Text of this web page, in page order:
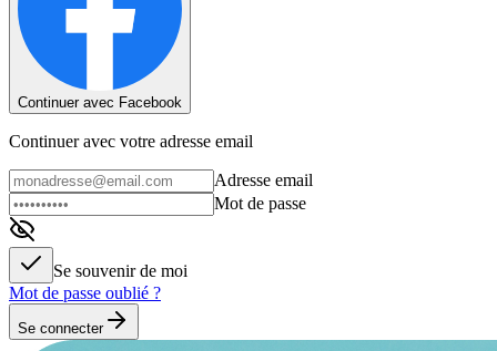
Continuer avec Facebook
Continuer avec votre adresse email
Adresse email
Mot de passe
Se souvenir de moi
Mot de passe oublié ?
Se connecter